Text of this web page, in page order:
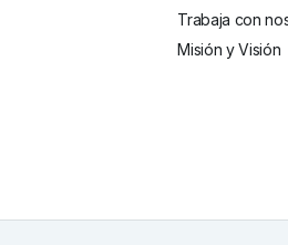
Trabaja con
Misión y Visión